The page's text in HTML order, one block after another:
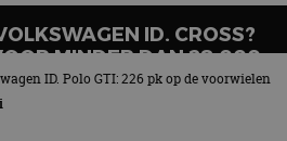
ID. CROSS?
MINDER DAN 28.000
ID. Polo GTI: 226 pk op de voorwielen